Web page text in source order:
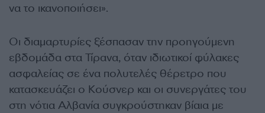
να το ικανοποιήσει».
Οι διαμαρτυρίες ξέσπασαν την προηγούμενη
εβδομάδα στα Τίρανα, όταν ιδιωτικοί φύλακες
ασφαλείας σε ένα πολυτελές θέρετρο που
κατασκευάζει ο Κούσνερ και οι συνεργάτες του
στη νότια Αλβανία συγκρούστηκαν βίαια με